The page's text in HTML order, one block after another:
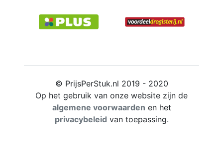
© PrijsPerStuk.nl 2019 - 2020
Op het gebruik van onze website zijn de
algemene voorwaarden en het
privacybeleid van toepassing.